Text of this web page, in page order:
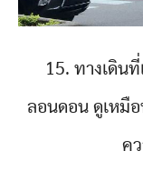
15. ทางเดิน
ลอนดอน ดูเหมือ
ค